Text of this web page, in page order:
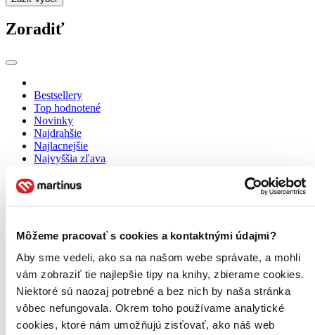
Môžeme pracovať s cookies a kontaktnými údajmi?
Aby sme vedeli, ako sa na našom webe správate, a mohli
vám zobraziť tie najlepšie tipy na knihy, zbierame cookies.
Niektoré sú naozaj potrebné a bez nich by naša stránka
vôbec nefungovala. Okrem toho používame analytické
cookies, ktoré nám umožňujú zisťovať, ako náš web
Zoradiť
Bestsellery
Top hodnotené
Novinky
Najdrahšie
Najlacnejšie
Najvyššia zľava
Použité filtre
Zrušiť filtre